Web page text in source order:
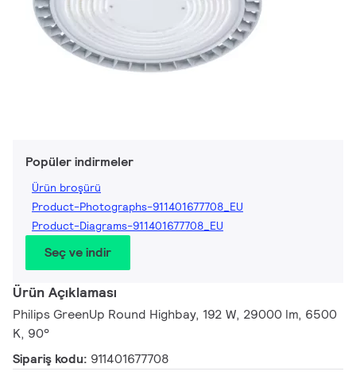
Popüler indirmeler
Ürün broşürü
Product-Photographs-911401677708_EU
Product-Diagrams-911401677708_EU
Seç ve indir
Ürün Açıklaması
Philips GreenUp Round Highbay, 192 W, 29000 lm, 6500
K, 90°
Sipariş kodu: 911401677708